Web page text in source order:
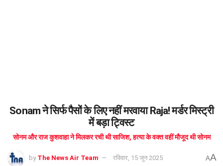
Sonam ने सिर्फ पैसों के लिए नहीं मरवाया Raja! मर्डर मिस्ट्री
में बड़ा ट्विस्ट
सोनम और राज कुशवाहा ने मिलकर रची थी साजिश, हत्या के वक्त वहीं मौजूद थी सोनम
by The News Air Team रविवार, 15 जून 2025 AA